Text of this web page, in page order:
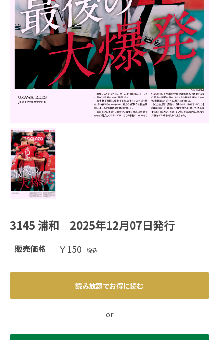
3145 浦和 2025年12月07日発行
販売価格 ￥150 税込
読み放題でお得に読む
or